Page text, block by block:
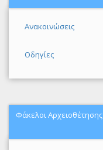
Ανακοινώσεις
Οδηγίες
Φάκελοι Αρχειοθέτησης